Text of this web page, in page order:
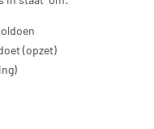
(opzet)